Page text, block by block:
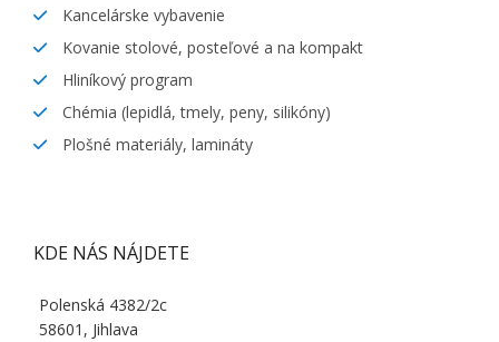
Kancelárske vybavenie
Kovanie stolové, posteľové a na kompakt
Hliníkový program
Chémia (lepidlá, tmely, peny, silikóny)
Plošné materiály, lamináty
KDE NÁS NÁJDETE
Polenská 4382/2c
58601, Jihlava